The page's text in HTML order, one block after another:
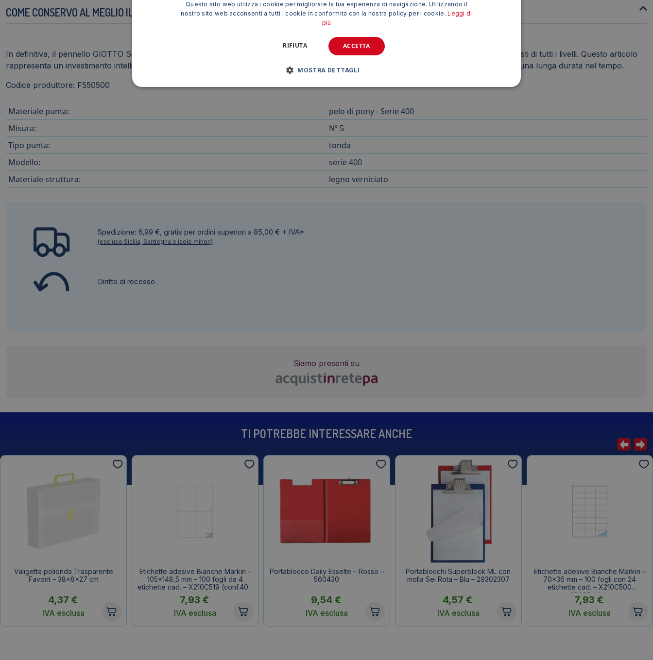
COME CONSERVO AL MEGLIO IL PENNELLO?
In definitiva, il pennello GIOTTO Serie Art punta tonda 400/5 F550500 è uno strumento versatile, di alta qualità e durevole, perfetto per artisti di tutti i livelli. Questo articolo
rappresenta un investimento intelligente per chi desidera ottenere risultati professionali in ambito pittorico, offrendo precisione, controllo e una lunga durata nel tempo.
Codice produttore: F550500
Materiale punta:
pelo di pony - Serie 400
Misura:
Nº 5
Tipo punta:
tonda
Modello:
serie 400
Materiale struttura:
legno verniciato
Spedizione: 6,99 €, gratis per ordini superiori a 85,00 € + IVA*
(escluso Sicilia, Sardegna e isole minori)
Diritto di recesso
Siamo presenti su
TI POTREBBE INTERESSARE ANCHE
Valigetta polionda Trasparente
Favorit – 38x8x27 cm
4,37 €
IVA esclusa
Etichette adesive Bianche Markin –
105×148,5 mm – 100 fogli da 4
etichette cad. – X210C519 (conf.400
etichette)
7,93€
IVA esclusa
Portablocco Daily Esselte – Rosso –
560430
9,54 €
IVA esclusa
Portablocchi Superblock ML con
molla Sei Rota – Blu – 29302307
4,57€
IVA esclusa
Etichette adesive Bianche Markin –
70×36 mm – 100 fogli con 24
etichette cad. – X210C500
(conf.2400 etichette)
7,93€
IVA esclusa
Questo sito web utilizza i cookie per migliorare la tua esperienza di navigazione. Utilizzando il
nostro sito web acconsenti a tutti i cookie in conformità con la nostra policy per i cookie.Leggi di
più
ACCETTA
RIFIUTA
MOSTRA DETTAGLI